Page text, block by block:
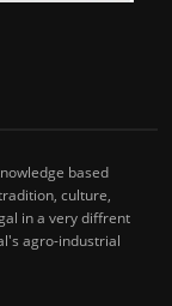
based
culture,
in a very diffrent
agro-industrial